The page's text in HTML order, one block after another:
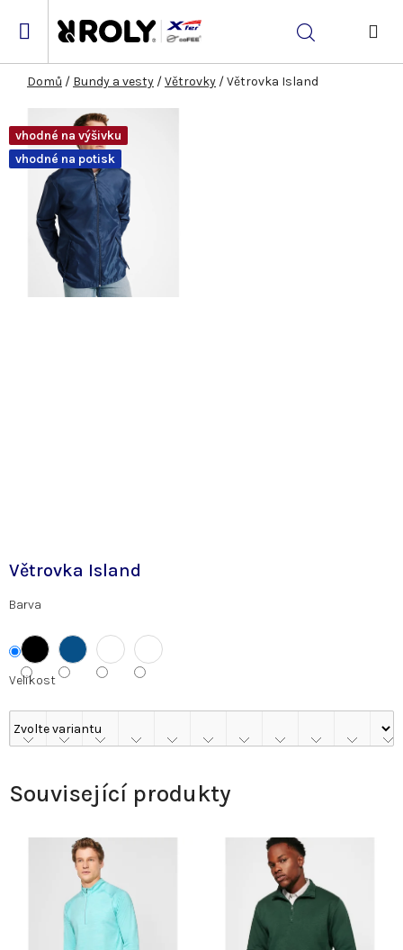
Hledat
Domů / Bundy a vesty /Větrovky /Větrovka Island
Větrovka Island
Barva
Velikost
vhodné na výšivku
vhodné na potisk
Související produkty